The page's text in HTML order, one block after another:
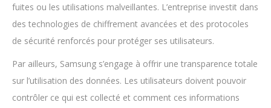
fuites ou les utilisations malveillantes. L’entreprise investit dans
des technologies de chiffrement avancées et des protocoles
de sécurité renforcés pour protéger ses utilisateurs.
Par ailleurs, Samsung s’engage à offrir une transparence totale
sur l’utilisation des données. Les utilisateurs doivent pouvoir
contrôler ce qui est collecté et comment ces informations